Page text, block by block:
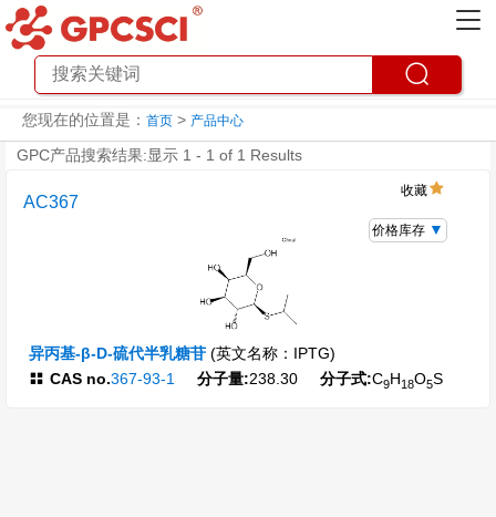
您现在的位置是： 首页 > 产品中心
GPC产品搜索结果:显示 1 - 1 of 1 Results
AC367
异丙基-β-D-硫代半乳糖苷 (英文名称：IPTG)
CAS no.367-93-1 分子量:238.30 分子式:C9H18O5S
收藏
价格库存